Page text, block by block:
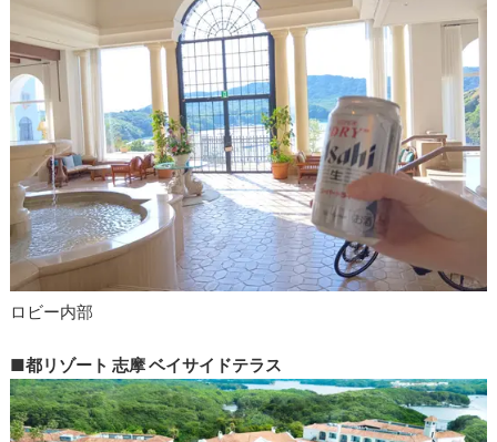
ロビー内部
■都リゾート 志摩 ベイサイドテラス